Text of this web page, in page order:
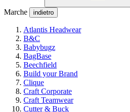
Marche indietro
Atlantis Headwear
B&C
Babybugz
BagBase
Beechfield
Build your Brand
Clique
Craft Corporate
Craft Teamwear
Cutter & Buck